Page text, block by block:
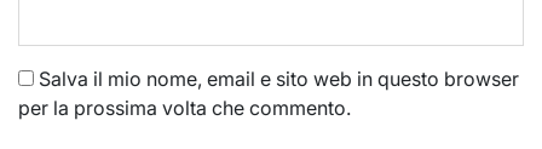
Salva il mio nome, email e sito web in questo browser
per la prossima volta che commento.